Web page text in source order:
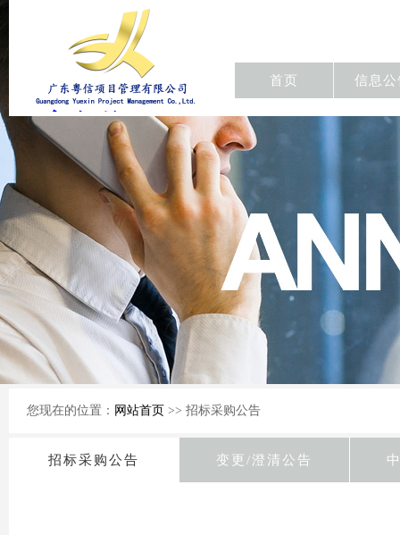
东粤信项目
管理有限公
司/
首页 信息公
您现在的位置： 网站首页 >> 招标采购公告
招标采购公告 变更/澄清公告